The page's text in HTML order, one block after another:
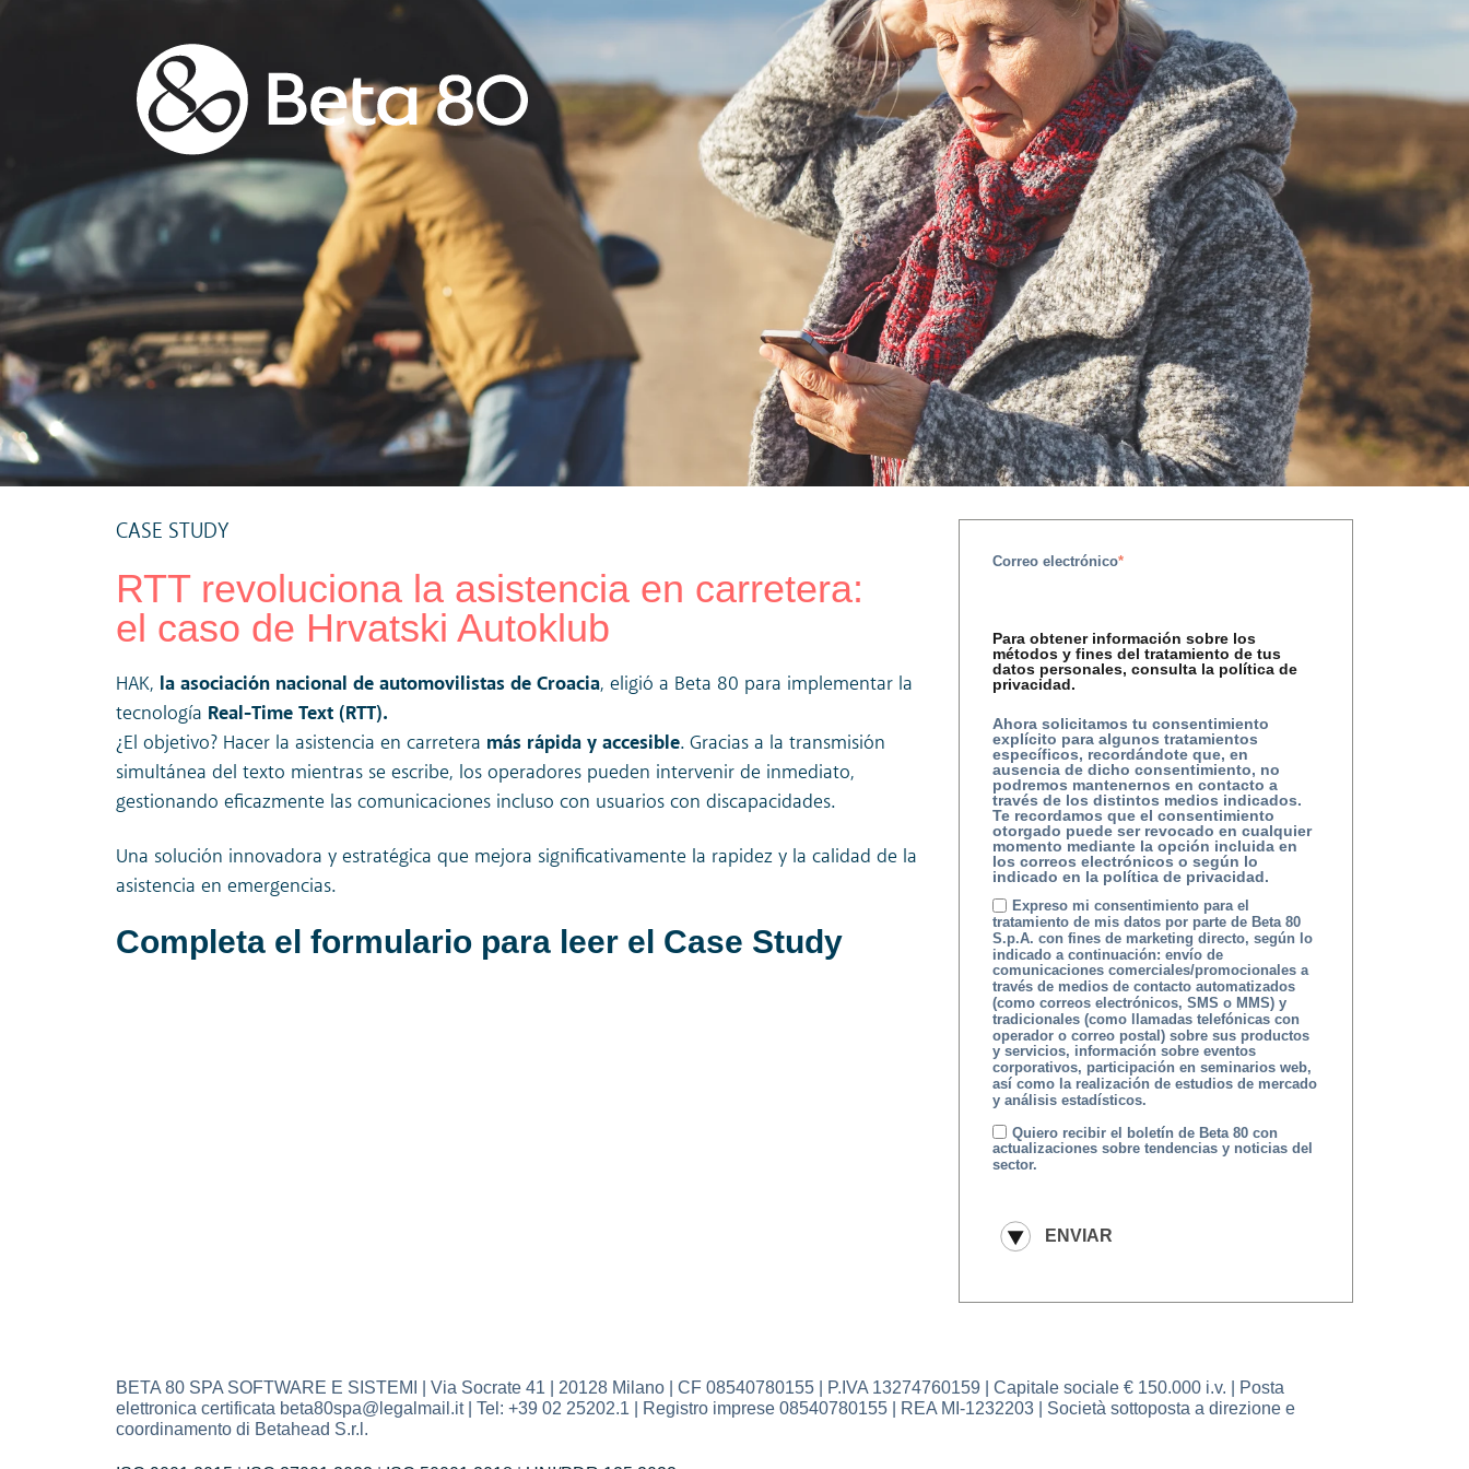
CASE STUDY
RTT revoluciona la asistencia en carretera:
el caso de Hrvatski Autoklub
HAK, la asociación nacional de automovilistas de Croacia, eligió a Beta 80 para implementar la
tecnología Real-Time Text (RTT).
¿El objetivo? Hacer la asistencia en carretera más rápida y accesible. Gracias a la transmisión
simultánea del texto mientras se escribe, los operadores pueden intervenir de inmediato,
gestionando eficazmente las comunicaciones incluso con usuarios con discapacidades.
Una solución innovadora y estratégica que mejora significativamente la rapidez y la calidad de la
asistencia en emergencias.
Completa el formulario para leer el Case Study
Correo electrónico*
Para obtener información sobre los
métodos y fines del tratamiento de tus
datos personales, consulta la política de
privacidad.
Ahora solicitamos tu consentimiento
explícito para algunos tratamientos
específicos, recordándote que, en
ausencia de dicho consentimiento, no
podremos mantenernos en contacto a
través de los distintos medios indicados.
Te recordamos que el consentimiento
otorgado puede ser revocado en cualquier
momento mediante la opción incluida en
los correos electrónicos o según lo
indicado en la política de privacidad.
Expreso mi consentimiento para el
tratamiento de mis datos por parte de Beta 80
S.p.A. con fines de marketing directo, según lo
indicado a continuación: envío de
comunicaciones comerciales/promocionales a
través de medios de contacto automatizados
(como correos electrónicos, SMS o MMS) y
tradicionales (como llamadas telefónicas con
operador o correo postal) sobre sus productos
y servicios, información sobre eventos
corporativos, participación en seminarios web,
así como la realización de estudios de mercado
y análisis estadísticos.
Quiero recibir el boletín de Beta 80 con
actualizaciones sobre tendencias y noticias del
sector.
BETA 80 SPA SOFTWARE E SISTEMI | Via Socrate 41 | 20128 Milano | CF 08540780155 | P.IVA 13274760159 | Capitale sociale € 150.000 i.v. | Posta
elettronica certificata beta80spa@legalmail.it | Tel: +39 02 25202.1 | Registro imprese 08540780155 | REA MI-1232203 | Società sottoposta a direzione e
coordinamento di Betahead S.r.l.